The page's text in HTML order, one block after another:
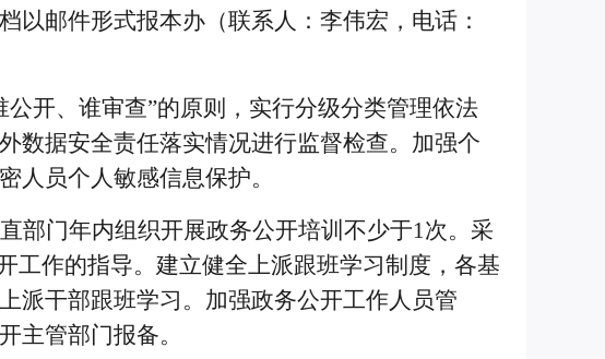
以邮件形式报本办（联系人：李伟宏，电话：
开、谁审查”的原则，实行分级分类管理依法
数据安全责任落实情况进行监督检查。加强个
人员个人敏感信息保护。
部门年内组织开展政务公开培训不少于1次。采
工作的指导。建立健全上派跟班学习制度，各基
派干部跟班学习。加强政务公开工作人员管
主管部门报备。